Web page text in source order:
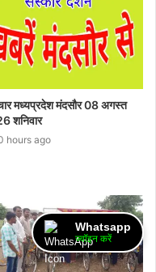
मध्यप्रदेश मंदसौर 08 अगस्त
शनिवार
hours ago
Whatsapp
ज्वॉइन करें